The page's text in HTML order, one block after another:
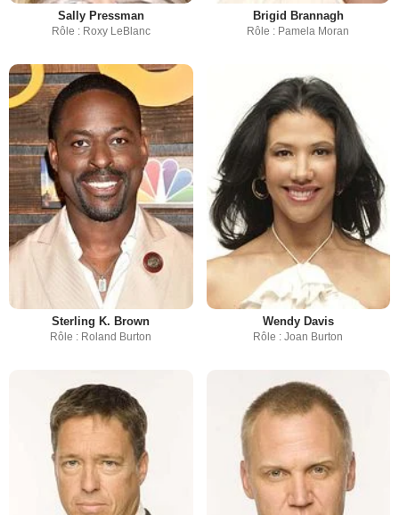
Sally Pressman
Rôle : Roxy LeBlanc
Brigid Brannagh
Rôle : Pamela Moran
Sterling K. Brown
Rôle : Roland Burton
Wendy Davis
Rôle : Joan Burton